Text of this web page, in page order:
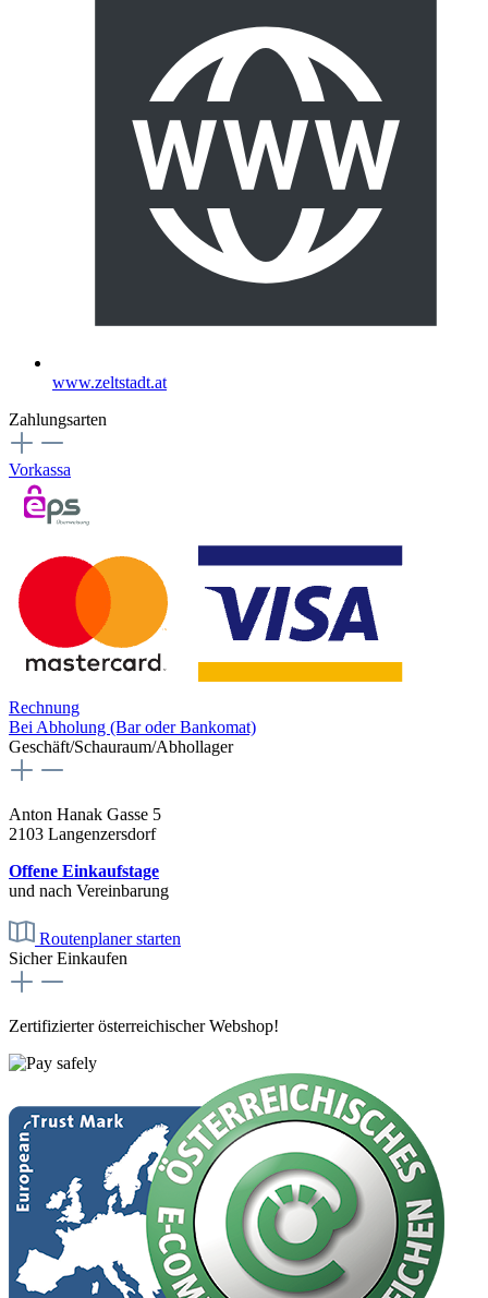
www.zeltstadt.at
Zahlungsarten
Vorkassa
Rechnung
Bei Abholung (Bar oder Bankomat)
Geschäft/Schauraum/Abhollager
Anton Hanak Gasse 5
2103 Langenzersdorf
Offene Einkaufstage
und nach Vereinbarung
Routenplaner starten
Sicher Einkaufen
Zertifizierter österreichischer Webshop!